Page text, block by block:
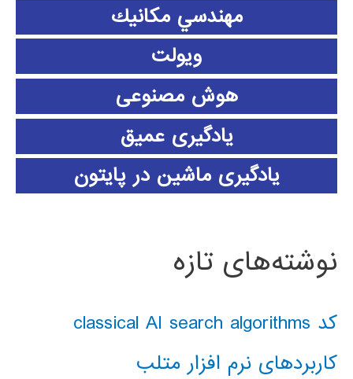
مهندسي مكانيك
ویولت
هوش مصنوعی
یادگیری عمیق
یادگیری ماشین در پایتون
نوشته‌های تازه
کد classical AI search algorithms
کاربردهای نرم افزار متلب